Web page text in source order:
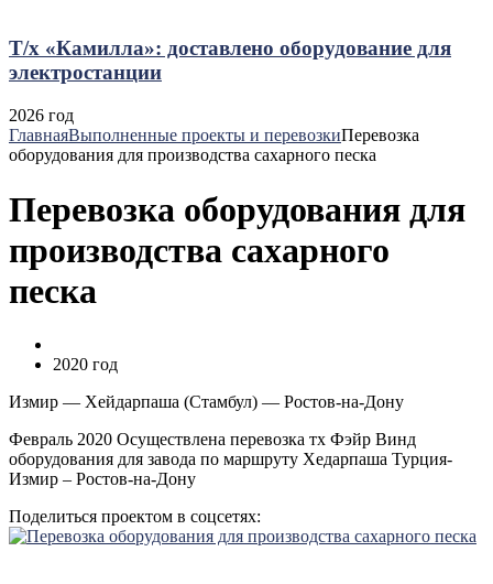
Т/х «Камилла»: доставлено оборудование для
электростанции
2026 год
ГлавнаяВыполненные проекты и перевозкиПеревозка
оборудования для производства сахарного песка
Перевозка оборудования для
производства сахарного
песка
2020 год
Измир — Хейдарпаша (Стамбул) — Ростов-на-Дону
Февраль 2020 Осуществлена перевозка тх Фэйр Винд
оборудования для завода по маршруту Хедарпаша Турция-
Измир – Ростов-на-Дону
Поделиться проектом в соцсетях: